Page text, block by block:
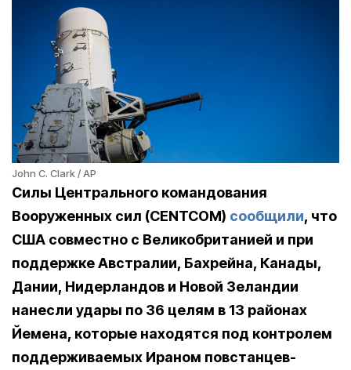
John C. Clark / AP
Силы Центрального командования
Вооруженных сил (CENTCOM) сообщили, что
США совместно с Великобританией и при
поддержке Австралии, Бахрейна, Канады,
Дании, Нидерландов и Новой Зеландии
нанесли удары по 36 целям в 13 районах
Йемена, которые находятся под контролем
поддерживаемых Ираном повстанцев-